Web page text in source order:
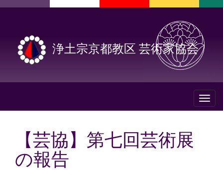
浄土宗京都教区 芸術家協会
Toggle
【芸協】第七回芸術展
の報告